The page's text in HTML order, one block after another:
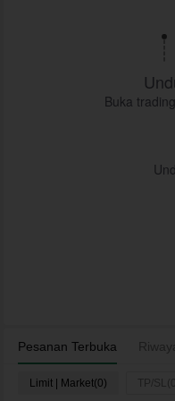
Pesanan Terbuka
Limit | Market(0) TP/SL(0)
Buka